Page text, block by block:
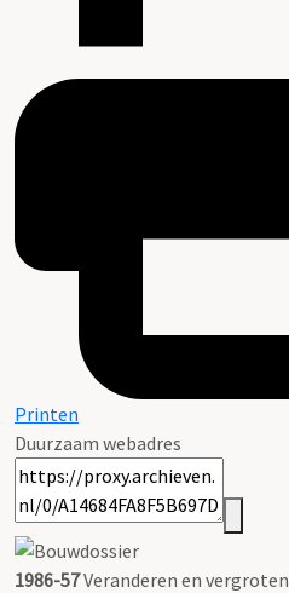
Printen
Duurzaam webadres
1986-57Veranderen en